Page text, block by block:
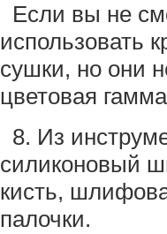
Если вы не
использовать
сушки, но они
цветовая
8. Из
силиконовый
кисть,
палочки.